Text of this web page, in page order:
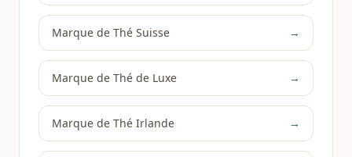
Marque de Thé Suisse →
Marque de Thé de Luxe →
Marque de Thé Irlande →